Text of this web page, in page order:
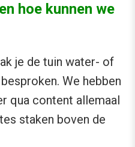
hoe kunnen we
je de tuin water- of
We hebben
qua content allemaal
staken boven de